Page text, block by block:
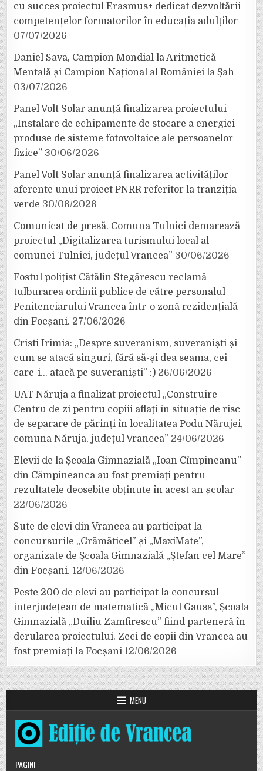
cu succes proiectul Erasmus+ dedicat dezvoltării
competențelor formatorilor în educația adulților
07/07/2026
Daniel Sava, Campion Mondial la Aritmetică
Mentală și Campion Național al României la Șah
03/07/2026
Panel Volt Solar anunță finalizarea proiectului
„Instalare de echipamente de stocare a energiei
produse de sisteme fotovoltaice ale persoanelor
fizice” 30/06/2026
Panel Volt Solar anunță finalizarea activităților
aferente unui proiect PNRR referitor la tranziția
verde 30/06/2026
Comunicat de presă. Comuna Tulnici demarează
proiectul „Digitalizarea turismului local al
comunei Tulnici, județul Vrancea” 30/06/2026
Fostul polițist Cătălin Stegărescu reclamă
tulburarea ordinii publice de către personalul
Penitenciarului Vrancea într-o zonă rezidențială
din Focșani. 27/06/2026
Cristi Irimia: „Despre suveranism, suveraniști și
cum se atacă singuri, fără să-și dea seama, cei
care-i… atacă pe suveraniști” :) 26/06/2026
UAT Năruja a finalizat proiectul „Construire
Centru de zi pentru copiii aflați în situație de risc
de separare de părinți în localitatea Podu Nărujei,
comuna Năruja, județul Vrancea” 24/06/2026
Elevii de la Școala Gimnazială „Ioan Cîmpineanu”
din Câmpineanca au fost premiați pentru
rezultatele deosebite obținute în acest an școlar
22/06/2026
Sute de elevi din Vrancea au participat la
concursurile „Grămăticel” și „MaxiMate”,
organizate de Școala Gimnazială „Ștefan cel Mare”
din Focșani. 12/06/2026
Peste 200 de elevi au participat la concursul
interjudețean de matematică „Micul Gauss”, Școala
Gimnazială „Duiliu Zamfirescu” fiind parteneră în
derularea proiectului. Zeci de copii din Vrancea au
fost premiați la Focșani 12/06/2026
MENU
PAGINI